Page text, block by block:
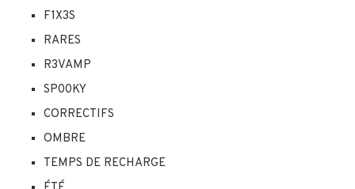
F1X3S
RARES
R3VAMP
SP00KY
CORRECTIFS
OMBRE
TEMPS DE RECHARGE